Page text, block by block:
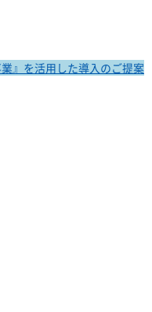
』を活用した導入のご提案